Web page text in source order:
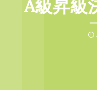
A級昇級